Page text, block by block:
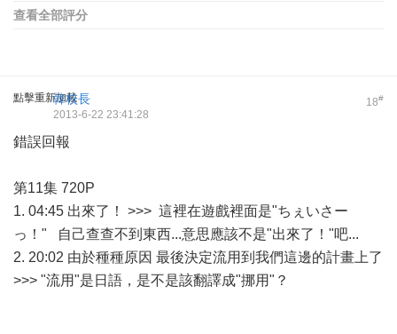
查看全部評分
點擊重新加載 18#
韓校長
2013-6-22 23:41:28
錯誤回報
第11集 720P
1. 04:45 出來了！ >>> 這裡在遊戲裡面是"ちぇいさー
っ！" 自己查查不到東西...意思應該不是"出來了！"吧...
2. 20:02 由於種種原因 最後決定流用到我們這邊的計畫上了
>>> "流用"是日語，是不是該翻譯成"挪用"？